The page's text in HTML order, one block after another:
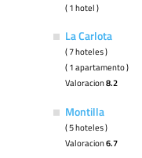
( 1 hotel )
La Carlota
( 7 hoteles )
( 1 apartamento )
Valoracion8.2
Montilla
( 5 hoteles )
Valoracion6.7